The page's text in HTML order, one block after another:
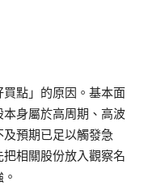
點」的原因。基本面
身屬於高周期、高波
預期已足以觸發急
相關股份放入觀察名